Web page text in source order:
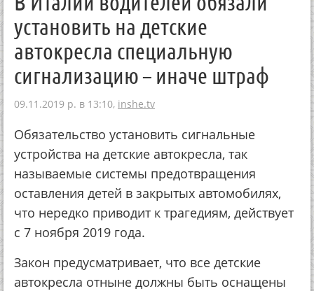
установить на детские
автокресла специальную
сигнализацию – иначе штраф
09.11.2019 р. в 13:10, inshe.tv
Обязательство установить сигнальные
устройства на детские автокресла, так
называемые системы предотвращения
оставления детей в закрытых автомобилях,
что нередко приводит к трагедиям, действует
с 7 ноября 2019 года.
Закон предусматривает, что все детские
автокресла отныне должны быть оснащены